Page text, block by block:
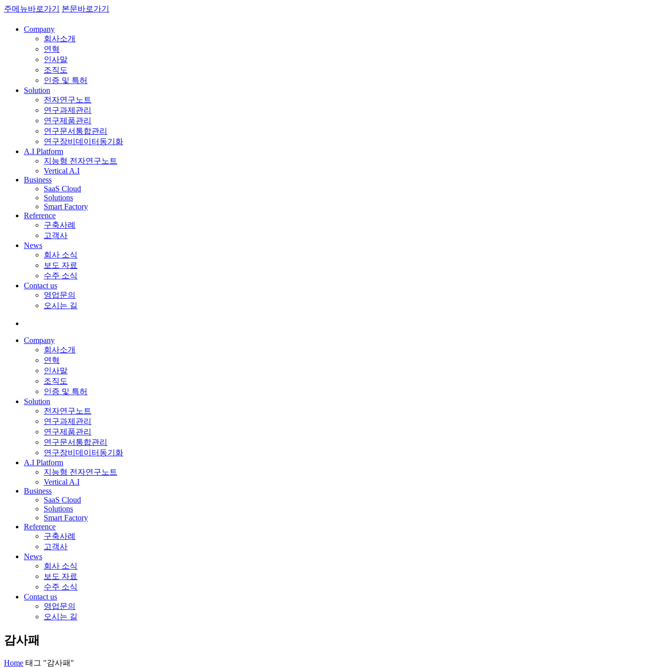
주메뉴바로가기 본문바로가기
Company
회사소개
연혁
인사말
조직도
인증 및 특허
Solution
전자연구노트
연구과제관리
연구제품관리
연구문서통합관리
연구장비데이터동기화
A.I Platform
지능형 전자연구노트
Vertical A.I
Business
SaaS Cloud
Solutions
Smart Factory
Reference
구축사례
고객사
News
회사 소식
보도 자료
수주 소식
Contact us
영업문의
오시는 길
Company
회사소개
연혁
인사말
조직도
인증 및 특허
Solution
전자연구노트
연구과제관리
연구제품관리
연구문서통합관리
연구장비데이터동기화
A.I Platform
지능형 전자연구노트
Vertical A.I
Business
SaaS Cloud
Solutions
Smart Factory
Reference
구축사례
고객사
News
회사 소식
보도 자료
수주 소식
Contact us
영업문의
오시는 길
감사패
Home 태그 "감사패"